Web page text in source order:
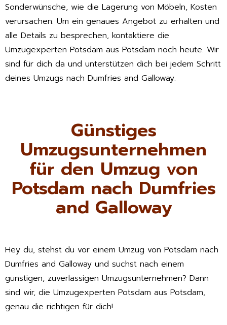
Sonderwünsche, wie die Lagerung von Möbeln, Kosten
verursachen. Um ein genaues Angebot zu erhalten und
alle Details zu besprechen, kontaktiere die
Umzugexperten Potsdam aus Potsdam noch heute. Wir
sind für dich da und unterstützen dich bei jedem Schritt
deines Umzugs nach Dumfries and Galloway.
Günstiges
Umzugsunternehmen
für den Umzug von
Potsdam nach Dumfries
and Galloway
Hey du, stehst du vor einem Umzug von Potsdam nach
Dumfries and Galloway und suchst nach einem
günstigen, zuverlässigen Umzugsunternehmen? Dann
sind wir, die Umzugexperten Potsdam aus Potsdam,
genau die richtigen für dich!